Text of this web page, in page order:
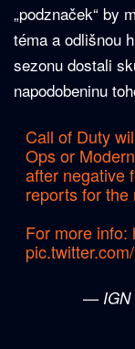
„podznaček“ by
téma a odlišnou
sezonu dostali
napodobeninu
Call of Duty
Ops or
after negative
reports for the
For more info:
— IGN